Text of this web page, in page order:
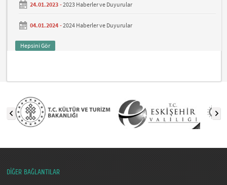
24.01.2023 -2023 Haberler ve Duyurular
04.01.2024 -2024 Haberler ve Duyurular
Hepsini Gör
DİĞER BAĞLANTILAR